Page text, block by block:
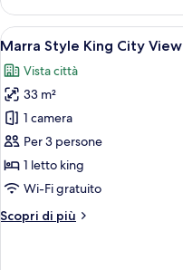
Style
Signature
Junior
Apri
tutte
le
foto
per
Marra
Style
King
View
5
Marra Style King City View
Vista città
33 m²
1 camera
Per 3 persone
1 letto king
Wi-Fi gratuito
Scopri di più
Altri